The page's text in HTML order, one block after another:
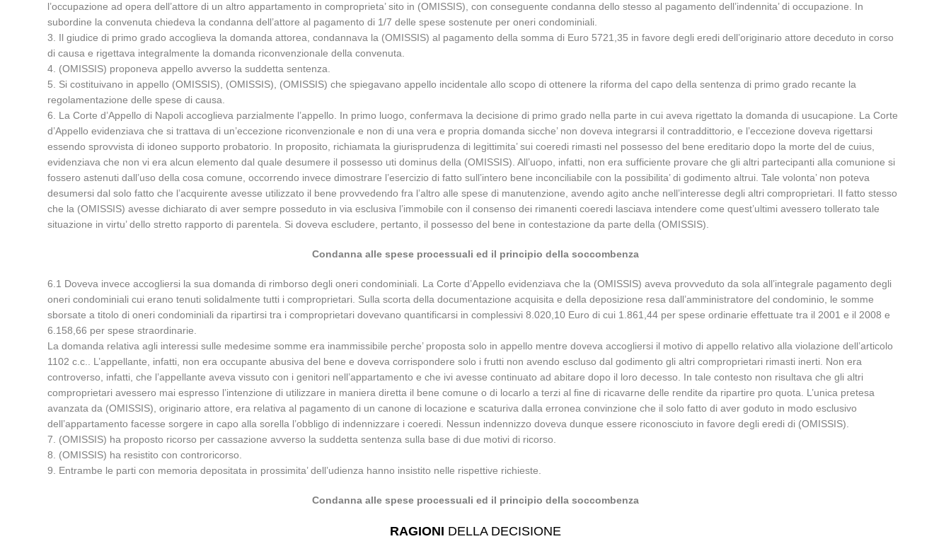
l’occupazione ad opera dell’attore di un altro appartamento in comproprieta’ sito in (OMISSIS), con conseguente condanna dello stesso al pagamento dell’indennita’ di occupazione. In
subordine la convenuta chiedeva la condanna dell’attore al pagamento di 1/7 delle spese sostenute per oneri condominiali.
3. Il giudice di primo grado accoglieva la domanda attorea, condannava la (OMISSIS) al pagamento della somma di Euro 5721,35 in favore degli eredi dell’originario attore deceduto in corso
di causa e rigettava integralmente la domanda riconvenzionale della convenuta.
4. (OMISSIS) proponeva appello avverso la suddetta sentenza.
5. Si costituivano in appello (OMISSIS), (OMISSIS), (OMISSIS) che spiegavano appello incidentale allo scopo di ottenere la riforma del capo della sentenza di primo grado recante la
regolamentazione delle spese di causa.
6. La Corte d’Appello di Napoli accoglieva parzialmente l’appello. In primo luogo, confermava la decisione di primo grado nella parte in cui aveva rigettato la domanda di usucapione. La Corte
d’Appello evidenziava che si trattava di un’eccezione riconvenzionale e non di una vera e propria domanda sicche’ non doveva integrarsi il contraddittorio, e l’eccezione doveva rigettarsi
essendo sprovvista di idoneo supporto probatorio. In proposito, richiamata la giurisprudenza di legittimita’ sui coeredi rimasti nel possesso del bene ereditario dopo la morte del de cuius,
evidenziava che non vi era alcun elemento dal quale desumere il possesso uti dominus della (OMISSIS). All’uopo, infatti, non era sufficiente provare che gli altri partecipanti alla comunione si
fossero astenuti dall’uso della cosa comune, occorrendo invece dimostrare l’esercizio di fatto sull’intero bene inconciliabile con la possibilita’ di godimento altrui. Tale volonta’ non poteva
desumersi dal solo fatto che l’acquirente avesse utilizzato il bene provvedendo fra l’altro alle spese di manutenzione, avendo agito anche nell’interesse degli altri comproprietari. Il fatto stesso
che la (OMISSIS) avesse dichiarato di aver sempre posseduto in via esclusiva l’immobile con il consenso dei rimanenti coeredi lasciava intendere come quest’ultimi avessero tollerato tale
situazione in virtu’ dello stretto rapporto di parentela. Si doveva escludere, pertanto, il possesso del bene in contestazione da parte della (OMISSIS).
Condanna alle spese processuali ed il principio della soccombenza
6.1 Doveva invece accogliersi la sua domanda di rimborso degli oneri condominiali. La Corte d’Appello evidenziava che la (OMISSIS) aveva provveduto da sola all’integrale pagamento degli
oneri condominiali cui erano tenuti solidalmente tutti i comproprietari. Sulla scorta della documentazione acquisita e della deposizione resa dall’amministratore del condominio, le somme
sborsate a titolo di oneri condominiali da ripartirsi tra i comproprietari dovevano quantificarsi in complessivi 8.020,10 Euro di cui 1.861,44 per spese ordinarie effettuate tra il 2001 e il 2008 e
6.158,66 per spese straordinarie.
La domanda relativa agli interessi sulle medesime somme era inammissibile perche’ proposta solo in appello mentre doveva accogliersi il motivo di appello relativo alla violazione dell’articolo
1102 c.c.. L’appellante, infatti, non era occupante abusiva del bene e doveva corrispondere solo i frutti non avendo escluso dal godimento gli altri comproprietari rimasti inerti. Non era
controverso, infatti, che l’appellante aveva vissuto con i genitori nell’appartamento e che ivi avesse continuato ad abitare dopo il loro decesso. In tale contesto non risultava che gli altri
comproprietari avessero mai espresso l’intenzione di utilizzare in maniera diretta il bene comune o di locarlo a terzi al fine di ricavarne delle rendite da ripartire pro quota. L’unica pretesa
avanzata da (OMISSIS), originario attore, era relativa al pagamento di un canone di locazione e scaturiva dalla erronea convinzione che il solo fatto di aver goduto in modo esclusivo
dell’appartamento facesse sorgere in capo alla sorella l’obbligo di indennizzare i coeredi. Nessun indennizzo doveva dunque essere riconosciuto in favore degli eredi di (OMISSIS).
7. (OMISSIS) ha proposto ricorso per cassazione avverso la suddetta sentenza sulla base di due motivi di ricorso.
8. (OMISSIS) ha resistito con controricorso.
9. Entrambe le parti con memoria depositata in prossimita’ dell’udienza hanno insistito nelle rispettive richieste.
Condanna alle spese processuali ed il principio della soccombenza
RAGIONI DELLA DECISIONE